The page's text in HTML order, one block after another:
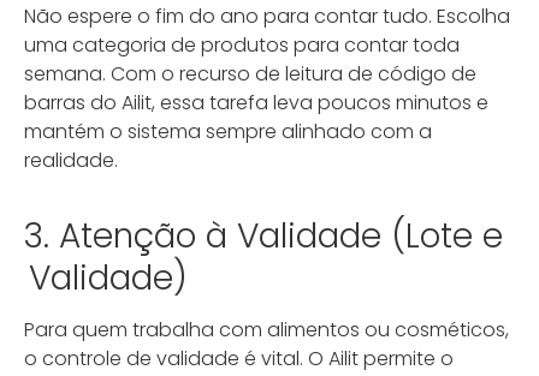
Não espere o fim do ano para contar tudo. Escolha
uma categoria de produtos para contar toda
semana. Com o recurso de leitura de código de
barras do Ailit, essa tarefa leva poucos minutos e
mantém o sistema sempre alinhado com a
realidade.
3. Atenção à Validade (Lote e
Validade)
Para quem trabalha com alimentos ou cosméticos,
o controle de validade é vital. O Ailit permite o